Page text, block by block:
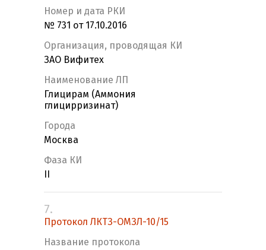
Номер и дата РКИ
№ 731 от 17.10.2016
Организация, проводящая КИ
ЗАО Вифитех
Наименование ЛП
Глицирам (Аммония
глицирризинат)
Города
Москва
Фаза КИ
7.
Протокол ЛКТЗ-ОМЗЛ-10/15
Название протокола